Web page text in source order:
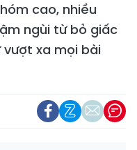
cao, nhiều
ngùi từ bỏ giấc
vượt xa mọi bài